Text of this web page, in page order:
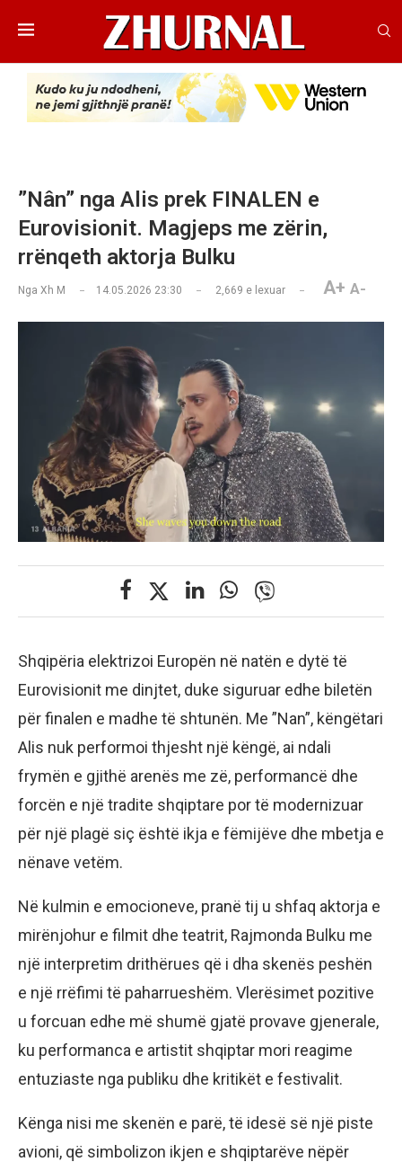
”Nân” nga Alis prek FINALEN e
Eurovisionit. Magjeps me zërin,
rrënqeth aktorja Bulku
Nga Xh M 14.05.2026 23:30 2,669 e lexuar A+ A-
Shqipëria elektrizoi Europën në natën e dytë të
Eurovisionit me dinjtet, duke siguruar edhe biletën
për finalen e madhe të shtunën. Me ”Nan”, këngëtari
Alis nuk performoi thjesht një këngë, ai ndali
frymën e gjithë arenës me zë, performancë dhe
forcën e një tradite shqiptare por të modernizuar
për një plagë siç është ikja e fëmijëve dhe mbetja e
nënave vetëm.
Në kulmin e emocioneve, pranë tij u shfaq aktorja e
mirënjohur e filmit dhe teatrit, Rajmonda Bulku me
një interpretim drithërues që i dha skenës peshën
e një rrëfimi të paharrueshëm. Vlerësimet pozitive
u forcuan edhe më shumë gjatë provave gjenerale,
ku performanca e artistit shqiptar mori reagime
entuziaste nga publiku dhe kritikët e festivalit.
Kënga nisi me skenën e parë, të idesë së një piste
avioni, që simbolizon ikjen e shqiptarëve nëpër